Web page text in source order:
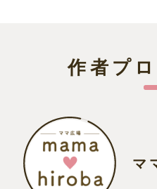
作者プ
マ